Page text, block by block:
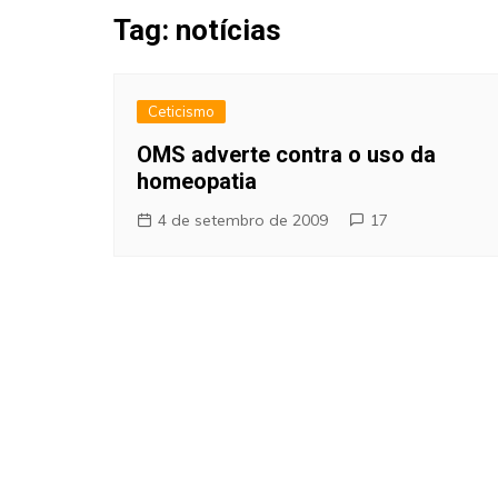
Pareidolia
Tag: notícias
Ceticismo
OMS adverte contra o uso da
homeopatia
4 de setembro de 2009 17